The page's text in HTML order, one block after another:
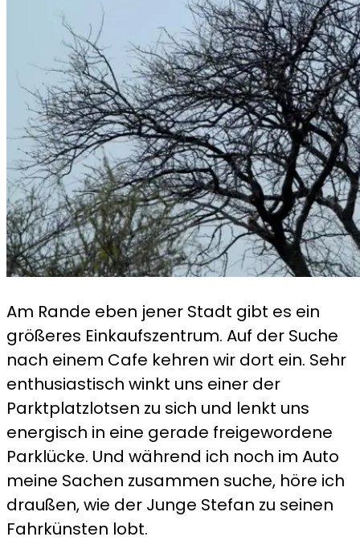
Am Rande eben jener Stadt gibt es ein
größeres Einkaufszentrum. Auf der Suche
nach einem Cafe kehren wir dort ein. Sehr
enthusiastisch winkt uns einer der
Parktplatzlotsen zu sich und lenkt uns
energisch in eine gerade freigewordene
Parklücke. Und während ich noch im Auto
meine Sachen zusammen suche, höre ich
draußen, wie der Junge Stefan zu seinen
Fahrkünsten lobt.